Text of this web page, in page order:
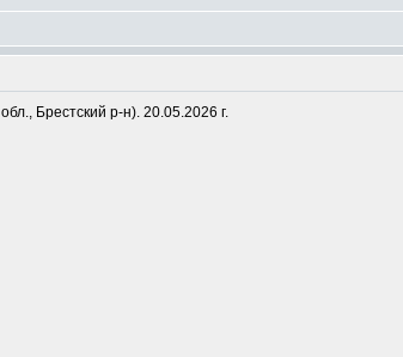
Брестский р-н). 20.05.2026 г.